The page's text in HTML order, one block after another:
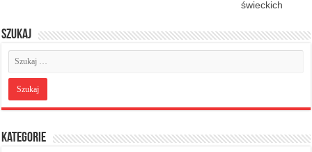
świeckich
Szukaj
Kategorie